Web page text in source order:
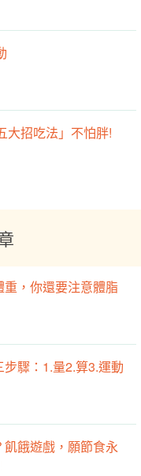
大招吃法」不怕胖!
，你還要注意體脂
驟：1.量2.算3.運動
餓遊戲，願節食永